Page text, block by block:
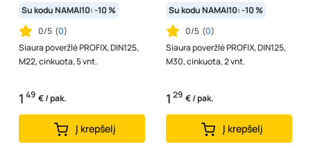
Su kodu NAMAI10: -10 %
0/5 (0)
Siaura poveržlė PROFIX, DIN125,
M22, cinkuota, 5 vnt.
1 49 € / pak.
Į krepšelį
Su kodu NAMAI10: -10 %
0/5 (0)
Siaura poveržlė PROFIX, DIN125,
M30, cinkuota, 2 vnt.
1 29 € / pak.
Į krepšelį